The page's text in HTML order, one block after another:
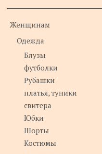
Женщинам
Одежда
Блузы
футболки
Рубашки
платья, туники
свитера
Юбки
Шорты
Костюмы